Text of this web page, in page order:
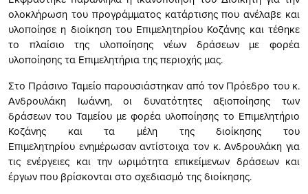
ολοκλήρωση του προγράμματος κατάρτισης που ανέλαβε και
υλοποίησε η διοίκηση του Επιμελητηρίου Κοζάνης και τέθηκε
το πλαίσιο της υλοποίησης νέων δράσεων με φορέα
υλοποίησης τα Επιμελητήρια της περιοχής μας.
Στο Πράσινο Ταμείο παρουσιάστηκαν από τον Πρόεδρο του κ.
Ανδρουλάκη Ιωάννη, οι δυνατότητες αξιοποίησης των
δράσεων του Ταμείου με φορέα υλοποίησης το Επιμελητήριο
Κοζάνης και τα μέλη της διοίκησης του
Επιμελητηρίου ενημέρωσαν αντίστοιχα τον κ. Ανδρουλάκη για
τις ενέργειες και την ωριμότητα επικείμενων δράσεων και
έργων που βρίσκονται στο σχεδιασμό της διοίκησης.